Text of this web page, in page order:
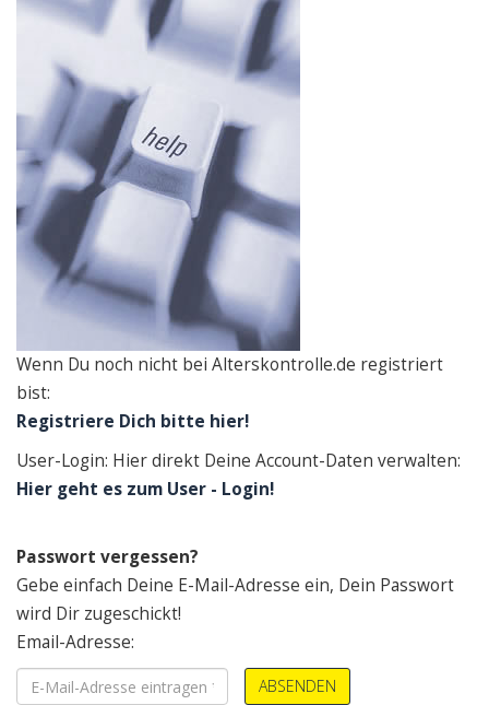
Wenn Du noch nicht bei Alterskontrolle.de registriert
bist:
Registriere Dich bitte hier!
User-Login: Hier direkt Deine Account-Daten verwalten:
Hier geht es zum User - Login!
Passwort vergessen?
Gebe einfach Deine E-Mail-Adresse ein, Dein Passwort
wird Dir zugeschickt!
Email-Adresse:
ABSENDEN